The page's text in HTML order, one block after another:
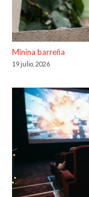
Minina barreña
19 julio, 2026